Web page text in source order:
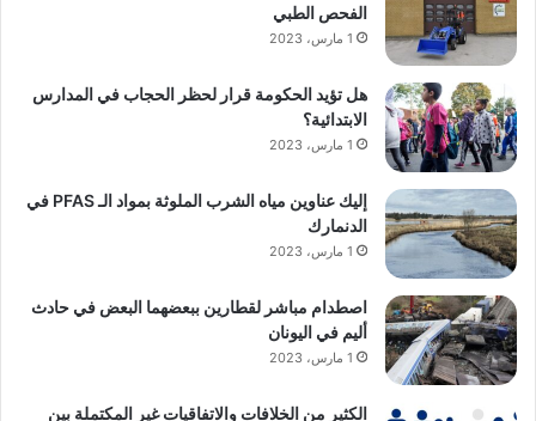
الفحص الطبي
1 مارس، 2023
هل تؤيد الحكومة قرار لحظر الحجاب في المدارس
الابتدائية؟
1 مارس، 2023
إليك عناوين مياه الشرب الملوثة بمواد الـ PFAS في
الدنمارك
1 مارس، 2023
اصطدام مباشر لقطارين ببعضهما البعض في حادث
أليم في اليونان
1 مارس، 2023
الكثير من الخلافات والاتفاقيات غير المكتملة بين